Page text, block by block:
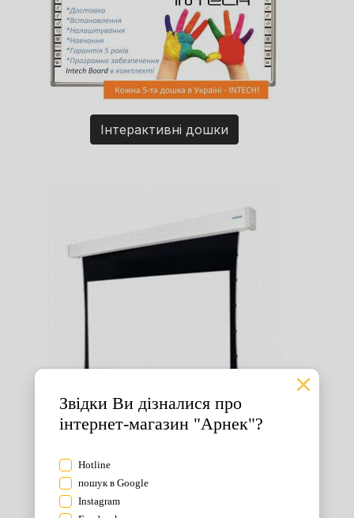
Інтерактивні дошки